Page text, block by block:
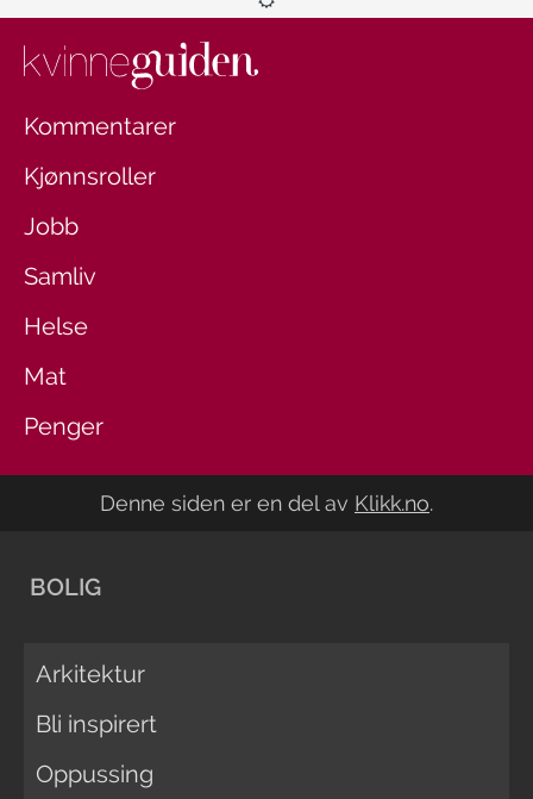
Kommentarer
Kjønnsroller
Jobb
Samliv
Helse
Mat
Penger
Denne siden er en del av Klikk.no.
BOLIG
Arkitektur
Bli inspirert
Oppussing